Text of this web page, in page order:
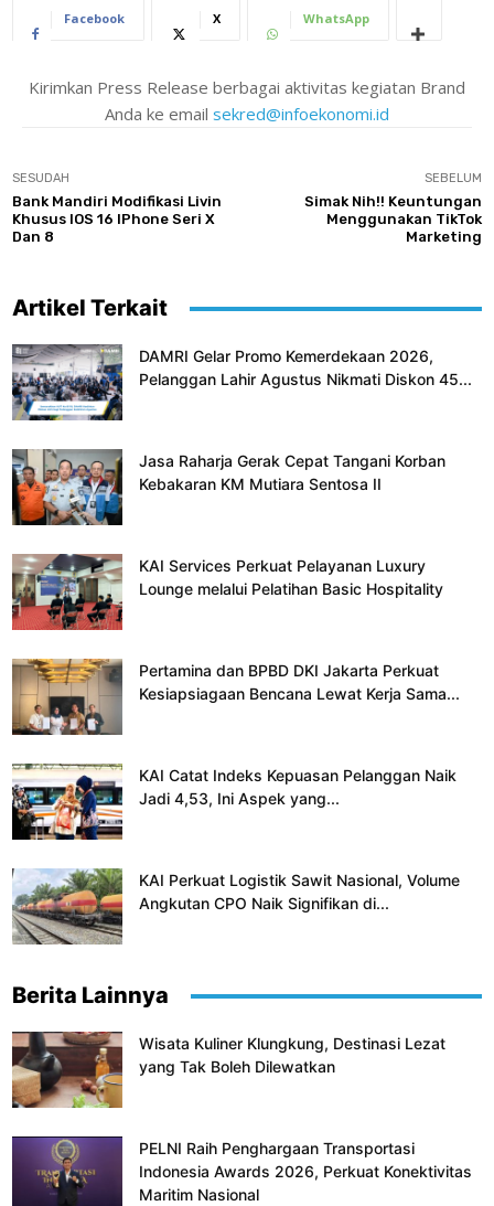
Facebook X WhatsApp
Kirimkan Press Release berbagai aktivitas kegiatan Brand
Anda ke email sekred@infoekonomi.id
SESUDAH
Bank Mandiri Modifikasi Livin
Khusus IOS 16 IPhone Seri X
Dan 8
SEBELUM
Simak Nih!! Keuntungan
Menggunakan TikTok
Marketing
Artikel Terkait
DAMRI Gelar Promo Kemerdekaan 2026,
Pelanggan Lahir Agustus Nikmati Diskon 45...
Jasa Raharja Gerak Cepat Tangani Korban
Kebakaran KM Mutiara Sentosa II
KAI Services Perkuat Pelayanan Luxury
Lounge melalui Pelatihan Basic Hospitality
Pertamina dan BPBD DKI Jakarta Perkuat
Kesiapsiagaan Bencana Lewat Kerja Sama...
KAI Catat Indeks Kepuasan Pelanggan Naik
Jadi 4,53, Ini Aspek yang...
KAI Perkuat Logistik Sawit Nasional, Volume
Angkutan CPO Naik Signifikan di...
Berita Lainnya
Wisata Kuliner Klungkung, Destinasi Lezat
yang Tak Boleh Dilewatkan
PELNI Raih Penghargaan Transportasi
Indonesia Awards 2026, Perkuat Konektivitas
Maritim Nasional